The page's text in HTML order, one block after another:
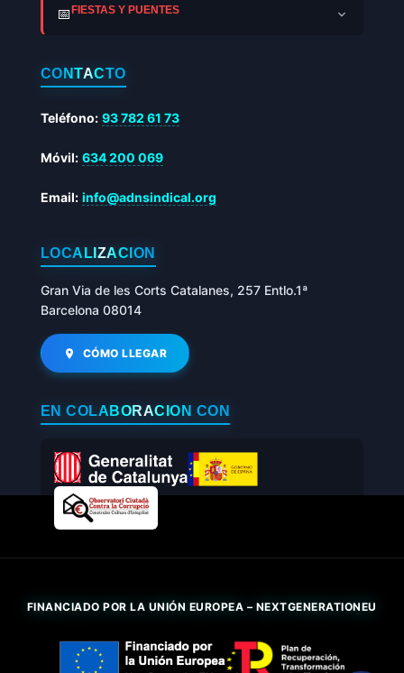
📅FIESTAS Y PUENTES
CONTACTO
Teléfono: 93 782 61 73
Móvil: 634 200 069
Email: info@adnsindical.org
LOCALIZACIÓN
Gran Via de les Corts Catalanes, 257 Entlo.1ª
Barcelona 08014
CÓMO LLEGAR
EN COLABORACIÓN CON
FINANCIADO POR LA UNIÓN EUROPEA – NEXTGENERATIONEU